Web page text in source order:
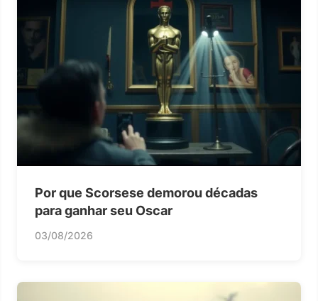
Por que Scorsese demorou décadas
para ganhar seu Oscar
03/08/2026